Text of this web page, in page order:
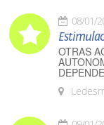
08/01/
OTRAS